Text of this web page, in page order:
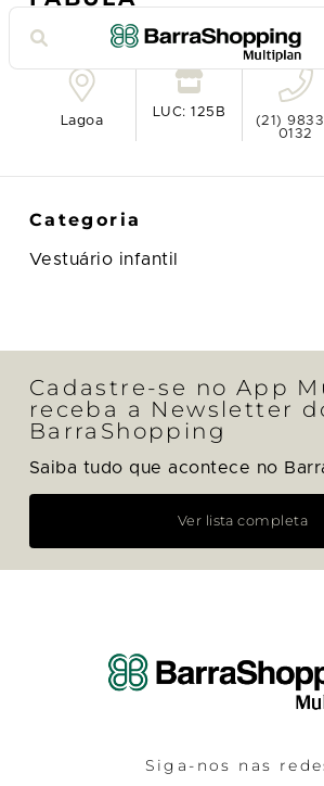
Ver no mapa
Lagoa
LUC: 125B
(21)
0132
Categoria
Vestuário infantil
Cadastre-se no App
receba a Newsletter
BarraShopping
Saiba tudo que acontece no
Ver lista completa
Siga-nos nas